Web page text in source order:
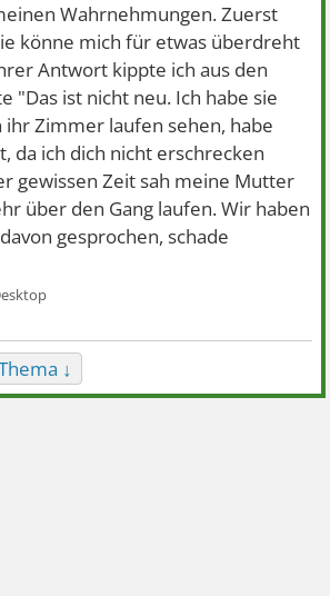
Wahrnehmungen. Zuerst
könne mich für etwas überdreht
Antwort kippte ich aus den
"Das ist nicht neu. Ich habe sie
ihr Zimmer laufen sehen, habe
da ich dich nicht erschrecken
gewissen Zeit sah meine Mutter
über den Gang laufen. Wir haben
gesprochen, schade
↓